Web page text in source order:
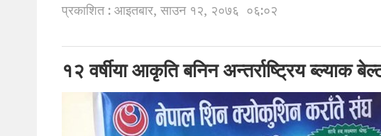
प्रकाशित : आइतबार, साउन १२, २०७६ ०६:०२
१२ वर्षीया आकृति बनिन अन्तर्राष्ट्रिय ब्ल्याक